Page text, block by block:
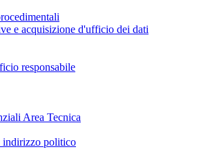
e acquisizione d'ufficio dei dati
responsabile
Area Tecnica
indirizzo politico